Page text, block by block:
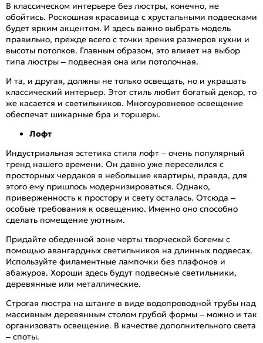
В классическом интерьере без люстры, конечно, не
обойтись. Роскошная красавица с хрустальными подвесками
будет ярким акцентом. И здесь важно выбрать модель
правильно, прежде всего с точки зрения размеров кухни и
высоты потолков. Главным образом, это влияет на выбор
типа люстры – подвесная она или потолочная.
И та, и другая, должны не только освещать, но и украшать
классический интерьер. Этот стиль любит богатый декор, то
же касается и светильников. Многоуровневое освещение
обеспечат шикарные бра и торшеры.
Лофт
Индустриальная эстетика стиля лофт – очень популярный
тренд нашего времени. Он давно уже переселился с
просторных чердаков в небольшие квартиры, правда, для
этого ему пришлось модернизироваться. Однако,
приверженность к простору и свету осталась. Отсюда –
особые требования к освещению. Именно оно способно
сделать помещение уютным.
Придайте обеденной зоне черты творческой богемы с
помощью авангардных светильников на длинных подвесах.
Используйте филаментные лампочки без плафонов и
абажуров. Хороши здесь будут подвесные светильники,
деревянные или металлические.
Строгая люстра на штанге в виде водопроводной трубы над
массивным деревянным столом грубой формы – можно и так
организовать освещение. В качестве дополнительного света
– споты.